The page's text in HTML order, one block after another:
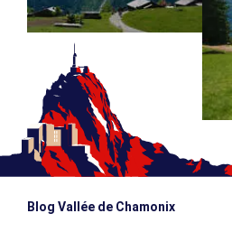
Blog Vallée de Chamonix